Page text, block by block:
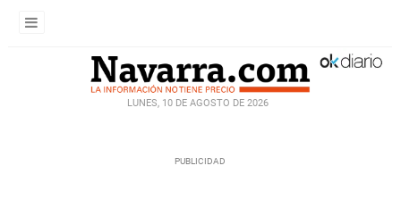
LUNES, 10 DE AGOSTO DE 2026